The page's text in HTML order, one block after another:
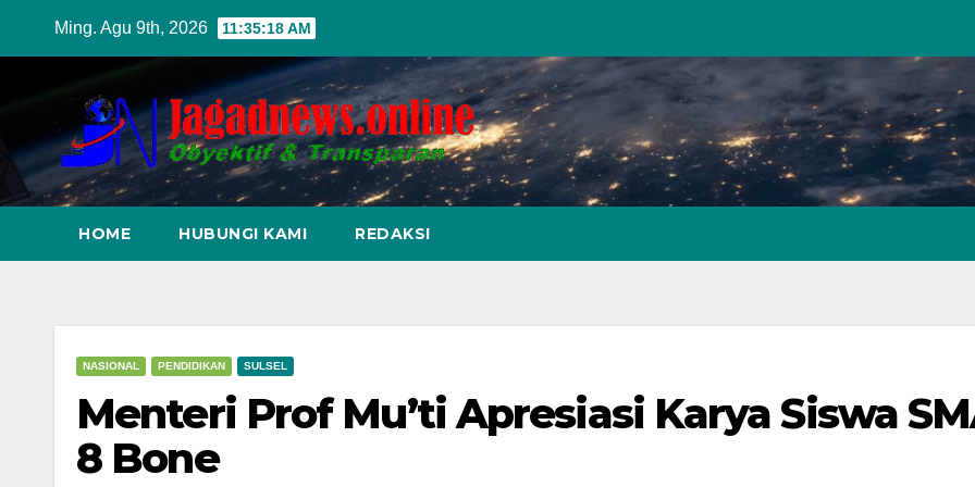
Ming. Agu 9th, 2026 11:35:20 AM
HOME HUBUNGI KAMI REDAKSI
NASIONAL PENDIDIKAN SULSEL
Menteri Prof Mu’ti Apresiasi Karya Siswa
8 Bone